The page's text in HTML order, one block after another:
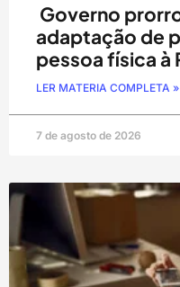
Governo
adaptação de
pessoa física à
LER MATERIA COMPLETA »
7 de agosto de 2026